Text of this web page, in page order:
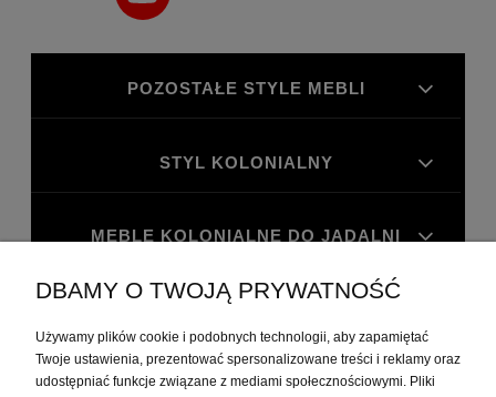
POZOSTAŁE STYLE MEBLI
STYL KOLONIALNY
MEBLE KOLONIALNE DO JADALNI
MEBLE KOLONIALNE DO GABINETU
MOJE KONTO
DBAMY O TWOJĄ PRYWATNOŚĆ
Używamy plików cookie i podobnych technologii, aby zapamiętać
Twoje ustawienia, prezentować spersonalizowane treści i reklamy oraz
udostępniać funkcje związane z mediami społecznościowymi. Pliki